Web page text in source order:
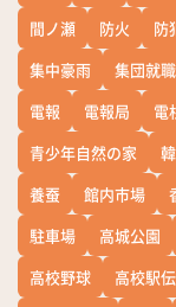
間ノ瀬
防火 防
集中豪雨
集団就職
電報
電報局 電
青少年自然の家
養蚕
館内市場
駐車場
高城公園
高校野球
高校駅伝